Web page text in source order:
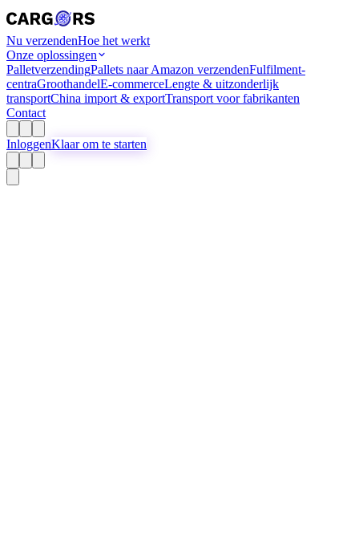
Nu verzendenHoe het werkt
Onze oplossingen
PalletverzendingPallets naar Amazon verzendenFulfilment-
centraGroothandelE-commerceLengte & uitzonderlijk
transportChina import & exportTransport voor fabrikanten
Contact
InloggenKlaar om te starten